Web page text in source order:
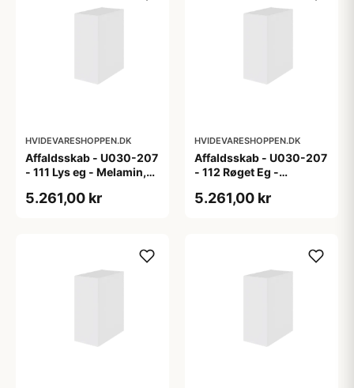
HVIDEVARESHOPPEN.DK
Affaldsskab - U030-207
- 111 Lys eg - Melamin,
5.261,00 kr
HVIDEVARESHOPPEN.DK
Affaldsskab - U030-207
- 112 Røget Eg -
5.261,00 kr